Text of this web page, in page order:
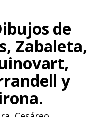
de
Zabaleta,
y